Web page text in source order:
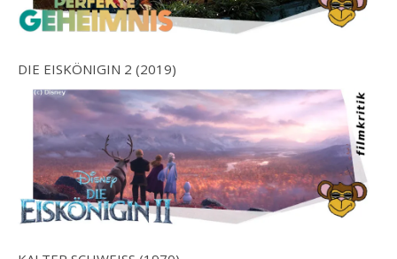
DIE EISKÖNIGIN 2 (2019)